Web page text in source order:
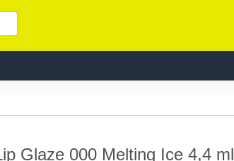
Glaze 000 Melting Ice 4,4 ml